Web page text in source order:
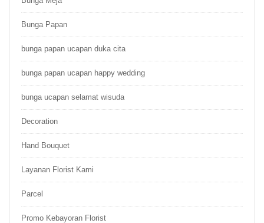
Bunga Papan
bunga papan ucapan duka cita
bunga papan ucapan happy wedding
bunga ucapan selamat wisuda
Decoration
Hand Bouquet
Layanan Florist Kami
Parcel
Promo Kebayoran Florist